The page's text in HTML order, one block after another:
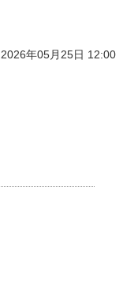
2026年05月25日 12:00